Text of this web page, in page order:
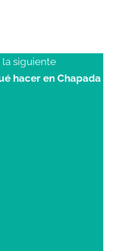
la siguiente
hacer en Chapada